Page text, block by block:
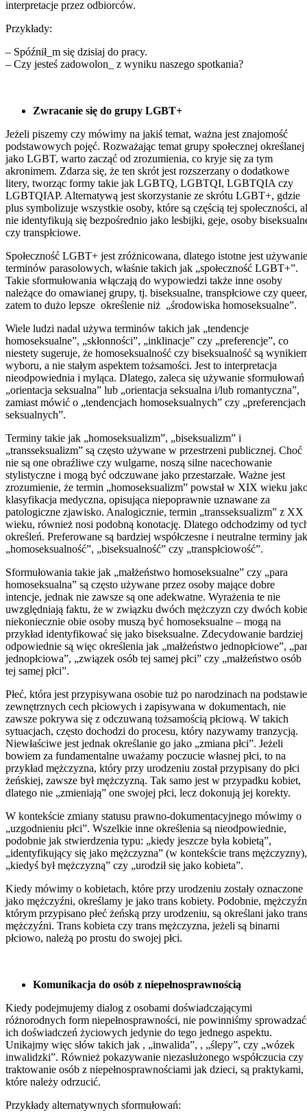
interpretacje przez odbiorców.
Przykłady:
– Spóźnił_m się dzisiaj do pracy.
– Czy jesteś zadowolon_ z wyniku naszego spotkania?
Zwracanie się do grupy LGBT+
Jeżeli piszemy czy mówimy na jakiś temat, ważna jest znajomość
podstawowych pojęć. Rozważając temat grupy społecznej określanej
jako LGBT, warto zacząć od zrozumienia, co kryje się za tym
akronimem. Zdarza się, że ten skrót jest rozszerzany o dodatkowe
litery, tworząc formy takie jak LGBTQ, LGBTQI, LGBTQIA czy
LGBTQIAP. Alternatywą jest skorzystanie ze skrótu LGBT+, gdzie
plus symbolizuje wszystkie osoby, które są częścią tej społeczności,
nie identyfikują się bezpośrednio jako lesbijki, geje, osoby
czy transpłciowe.
Społeczność LGBT+ jest zróżnicowana, dlatego istotne jest używanie
terminów parasolowych, właśnie takich jak „społeczność LGBT+”.
Takie sformułowania włączają do wypowiedzi także inne osoby
należące do omawianej grupy, tj. biseksualne, transpłciowe czy queer,
zatem to dużo lepsze określenie niż „środowiska homoseksualne”.
Wiele ludzi nadal używa terminów takich jak „tendencje
homoseksualne”, „skłonności”, „inklinacje” czy „preferencje”, co
niestety sugeruje, że homoseksualność czy biseksualność są
wyboru, a nie stałym aspektem tożsamości. Jest to interpretacja
nieodpowiednia i myląca. Dlatego, zaleca się używanie sformułowań
„orientacja seksualna” lub „orientacja seksualna i/lub romantyczna”,
zamiast mówić o „tendencjach homoseksualnych” czy „preferencjach
seksualnych”.
Terminy takie jak „homoseksualizm”, „biseksualizm” i
„transseksualizm” są często używane w przestrzeni publicznej. Choć
nie są one obraźliwe czy wulgarne, noszą silne nacechowanie
stylistyczne i mogą być odczuwane jako przestarzałe. Ważne jest
zrozumienie, że termin „homoseksualizm” powstał w XIX wieku
klasyfikacja medyczna, opisująca niepoprawnie uznawane za
patologiczne zjawisko. Analogicznie, termin „transseksualizm” z XX
wieku, również nosi podobną konotację. Dlatego odchodzimy od
określeń. Preferowane są bardziej współczesne i neutralne terminy jak
„homoseksualność”, „biseksualność” czy „transpłciowość”.
Sformułowania takie jak „małżeństwo homoseksualne” czy „para
homoseksualna” są często używane przez osoby mające dobre
intencje, jednak nie zawsze są one adekwatne. Wyrażenia te nie
uwzględniają faktu, że w związku dwóch mężczyzn czy dwóch
niekoniecznie obie osoby muszą być homoseksualne – mogą na
przykład identyfikować się jako biseksualne. Zdecydowanie bardziej
odpowiednie są więc określenia jak „małżeństwo jednopłciowe”,
jednopłciowa”, „związek osób tej samej płci” czy „małżeństwo osób
tej samej płci”.
Płeć, która jest przypisywana osobie tuż po narodzinach na podstawie
zewnętrznych cech płciowych i zapisywana w dokumentach, nie
zawsze pokrywa się z odczuwaną tożsamością płciową. W takich
sytuacjach, często dochodzi do procesu, który nazywamy tranzycją.
Niewłaściwe jest jednak określanie go jako „zmiana płci”. Jeżeli
bowiem za fundamentalne uważamy poczucie własnej płci, to na
przykład mężczyzna, który przy urodzeniu został przypisany do płci
żeńskiej, zawsze był mężczyzną. Tak samo jest w przypadku kobiet,
dlatego nie „zmieniają” one swojej płci, lecz dokonują jej korekty.
W kontekście zmiany statusu prawno-dokumentacyjnego mówimy o
„uzgodnieniu płci”. Wszelkie inne określenia są nieodpowiednie,
podobnie jak stwierdzenia typu: „kiedy jeszcze była kobietą”,
„identyfikujący się jako mężczyzna” (w kontekście trans mężczyzny),
„kiedyś był mężczyzną” czy „urodził się jako kobieta”.
Kiedy mówimy o kobietach, które przy urodzeniu zostały oznaczone
jako mężczyźni, określamy je jako trans kobiety. Podobnie,
którym przypisano płeć żeńską przy urodzeniu, są określani jako trans
mężczyźni. Trans kobieta czy trans mężczyzna, jeżeli są binarni
płciowo, należą po prostu do swojej płci.
Komunikacja do osób z niepełnosprawnością
Kiedy podejmujemy dialog z osobami doświadczającymi
różnorodnych form niepełnosprawności, nie powinniśmy sprowadzać
ich doświadczeń życiowych jedynie do tego jednego aspektu.
Unikajmy więc słów takich jak , „inwalida”, , „ślepy”, czy „wózek
inwalidzki”. Również pokazywanie niezasłużonego współczucia czy
traktowanie osób z niepełnosprawnościami jak dzieci, są praktykami,
które należy odrzucić.
Przykłady alternatywnych sformułowań: